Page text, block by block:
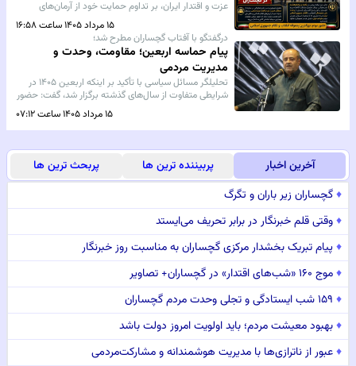
عزت و اقتدار ایران، بر تداوم حمایت خود از آرمان‌های
انقلاب اسلامی و منافع ملی تأکید کردند و نشان دادند که
حضور مردمی همچنان مهم‌ترین سرمایه اجتماعی کشور به
شمار می‌رود.
۱۵ مرداد ۱۴۰۵ ساعت ۱۶:۵۸
درگفتگو با آفتاب گچساران مطرح شد؛
پیام حماسه اربعین؛ مقاومت، وحدت و
مدیریت مردمی
تحلیلگر مسائل سیاسی با تأکید بر اینکه اربعین ۱۴۰۵ در
شرایطی متفاوت از سال‌های گذشته برگزار شد، گفت: حضور
میلیونی زائران نشان داد که اربعین امروز به نماد مقاومت،
وحدت امت اسلامی، خونخواهی رهبر شهیدمان و
بزرگ‌ترین مانور مردمی جهان تشیع تبدیل شده است.
۱۵ مرداد ۱۴۰۵ ساعت ۰۷:۱۲
آخرین اخبار پربیننده ترین ها
پربحث ترین ها
♦گچساران زیر باران و تگرگ
♦وقتی قلم خبرنگار در برابر تحریف می‌ایستد
♦پیام تبریک بخشدار مرکزی گچساران به مناسبت روز خبرنگار
♦موج ۱۶۰ «شب‌های اقتدار» در گچساران+ تصاویر
♦ ۱۵۹ شب ایستادگی و تجلی وحدت مردم گچساران
♦بهبود معیشت مردم؛ باید اولویت امروز دولت باشد
♦عبور از ناترازی‌ها با مدیریت هوشمندانه و مشارکت‌مردمی